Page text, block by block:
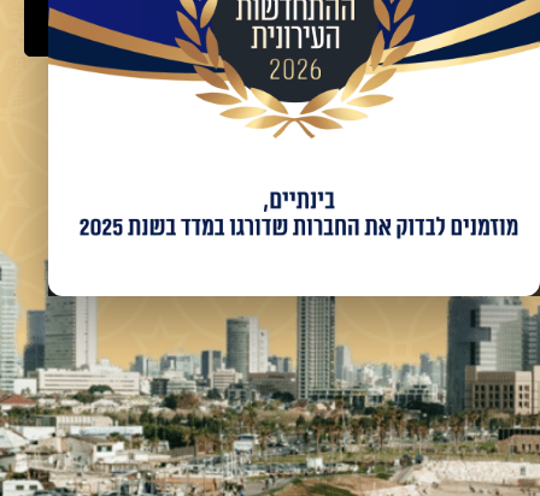
שלח
מאשר/ת קבלת מידע ועדכונים